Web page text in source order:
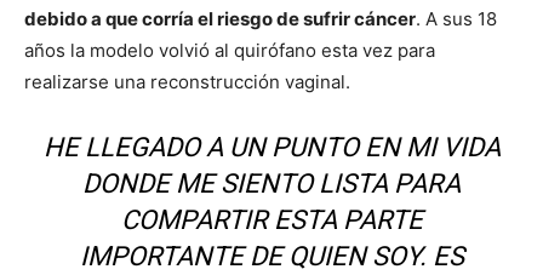
debido a que corría el riesgo de sufrir cáncer. A sus 18
años la modelo volvió al quirófano esta vez para
realizarse una reconstrucción vaginal.
HE LLEGADO A UN PUNTO EN MI VIDA
DONDE ME SIENTO LISTA PARA
COMPARTIR ESTA PARTE
IMPORTANTE DE QUIEN SOY. ES